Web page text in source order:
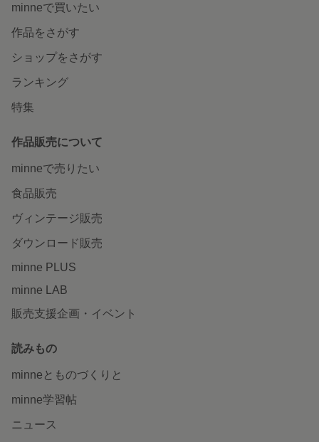
minneで買いたい
作品をさがす
ショップをさがす
ランキング
特集
作品販売について
minneで売りたい
食品販売
ヴィンテージ販売
ダウンロード販売
minne PLUS
minne LAB
販売支援企画・イベント
読みもの
minneとものづくりと
minne学習帖
ニュース